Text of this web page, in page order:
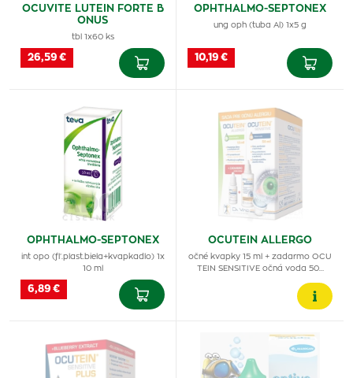
OCUVITE LUTEIN FORTE B
ONUS
tbl 1x60 ks
26,59 €
OPHTHALMO-SEPTONEX
ung oph (tuba Al) 1x5 g
10,19 €
OPHTHALMO-SEPTONEX
int opo (fľ.plast.biela+kvapkadlo) 1x
10 ml
6,89 €
OCUTEIN ALLERGO
očné kvapky 15 ml + zadarmo OCU
TEIN SENSITIVE očná voda 50…